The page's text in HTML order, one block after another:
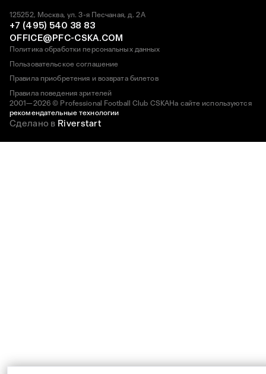
2001—2026 © Professional Football Club CSKAНа сайте используются
рекомендательные технологии
125252, Москва, ул. 3-я Песчаная, д. 2А
+7 (495) 540 38 83
OFFICE@PFC-CSKA.COM
Политика обработки персональных данных
Пользовательское соглашение
Правила приобретения и возврата билетов
Правила поведения зрителей
Сделано в Riverstart